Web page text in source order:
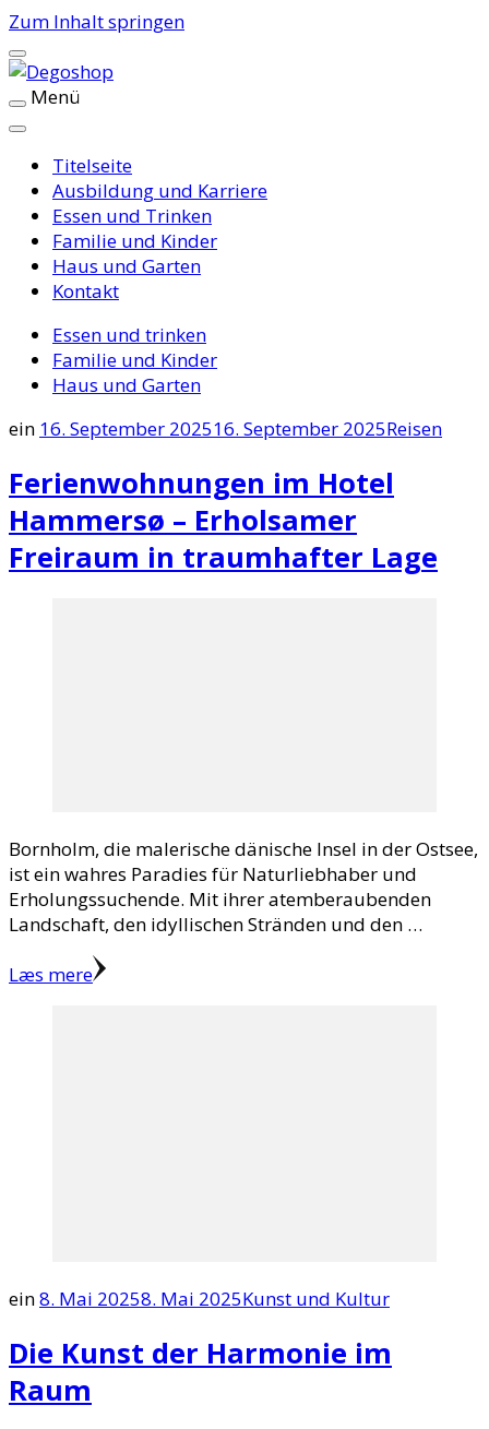
Zum Inhalt springen
Degoshop
Menü
Titelseite
Ausbildung und Karriere
Essen und Trinken
Familie und Kinder
Haus und Garten
Kontakt
Essen und trinken
Familie und Kinder
Haus und Garten
ein 16. September 202516. September 2025Reisen
Ferienwohnungen im Hotel
Hammersø – Erholsamer
Freiraum in traumhafter Lage
Bornholm, die malerische dänische Insel in der Ostsee,
ist ein wahres Paradies für Naturliebhaber und
Erholungssuchende. Mit ihrer atemberaubenden
Landschaft, den idyllischen Stränden und den …
Læs mere
ein8. Mai 20258. Mai 2025Kunst und Kultur
Die Kunst der Harmonie im
Raum